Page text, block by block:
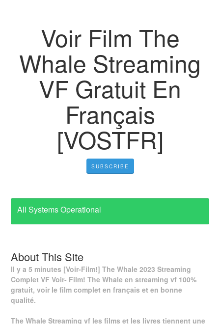
Voir Film The
Whale Streaming
VF Gratuit En
Français
[VOSTFR]
SUBSCRIBE
All Systems Operational
About This Site
Il y a 5 minutes [Voir-Film!] The Whale 2023 Streaming
Complet VF Voir- Film! The Whale en streaming vf 100%
gratuit, voir le film complet en français et en bonne
qualité.
The Whale Streaming vf les films et les livres tiennent une